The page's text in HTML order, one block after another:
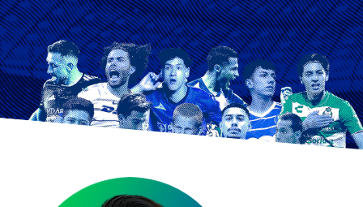
THE
EQUIPO
CONTACTO